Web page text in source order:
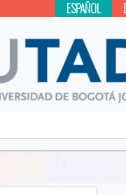
ESPAÑOL